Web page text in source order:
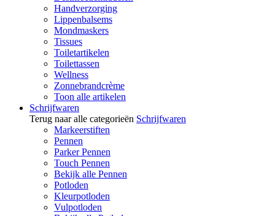
Handverzorging
Lippenbalsems
Mondmaskers
Tissues
Toiletartikelen
Toilettassen
Wellness
Zonnebrandcrème
Toon alle artikelen
Schrijfwaren
Terug naar alle categorieën Schrijfwaren
Markeerstiften
Pennen
Parker Pennen
Touch Pennen
Bekijk alle Pennen
Potloden
Kleurpotloden
Vulpotloden